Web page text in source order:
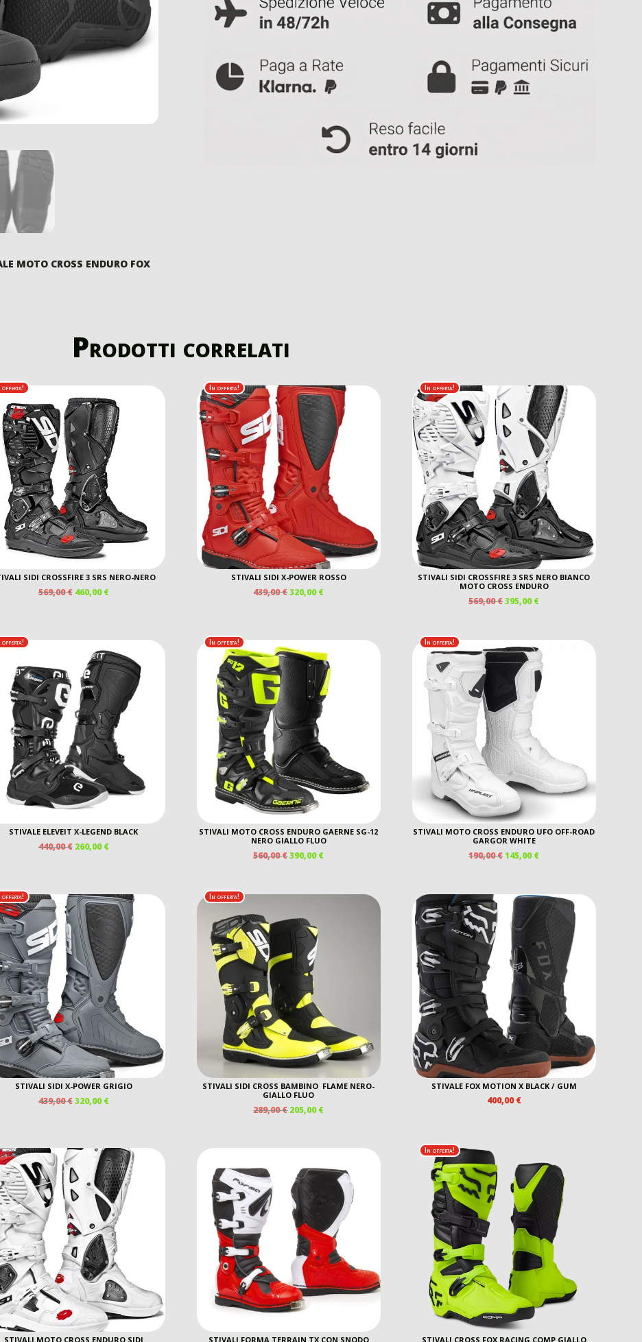
MOTO CROSS ENDURO FOX
Prodotti correlati
offerta!
SIDI CROSSFIRE 3 SRS NERO-NERO
569,00€ IL
569,00 €.
460,00€IL
460,00 €.
In offerta!
STIVALI SIDI X-POWER ROSSO
439,00€IL
439,00 €.
320,00€IL
320,00 €.
In offerta!
STIVALI SIDI CROSSFIRE 3 SRS NERO BIANCO
MOTO CROSS ENDURO
569,00€IL
569,00 €.
395,00€IL
395,00 €.
offerta!
STIVALE ELEVEIT X-LEGEND BLACK
440,00€ IL
440,00 €.
260,00€IL
260,00 €.
In offerta!
STIVALI MOTO CROSS ENDURO GAERNE SG-12
NERO GIALLO FLUO
560,00€IL
390,00€IL
In offerta!
STIVALI MOTO CROSS ENDURO UFO OFF-ROAD
GARGOR WHITE
190,00€IL
190,00 €.
145,00€IL
145,00 €.
offerta!
STIVALI SIDI X-POWER GRIGIO
439,00€ IL
439,00 €.
320,00€IL
320,00 €.
In offerta!
STIVALI SIDI CROSS BAMBINO FLAME NERO-
GIALLO FLUO
289,00€ IL
ERA:
205,00€IL
È:
STIVALE FOX MOTION X BLACK / GUM
400,00€
In offerta!